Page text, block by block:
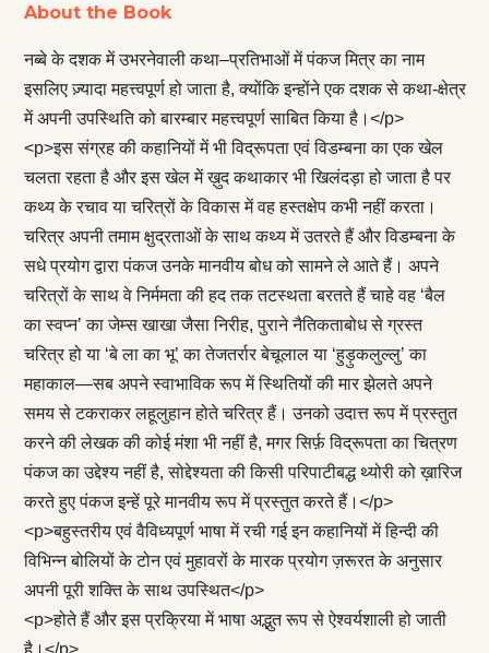
About the Book
नब्बे के दशक में उभरनेवाली कथा–प्रतिभाओं में पंकज मित्र का नाम
इसलिए ज़्यादा महत्त्वपूर्ण हो जाता है, क्योंकि इन्होंने एक दशक से कथा-क्षेत्र
में अपनी उपस्थिति को बारम्बार महत्त्वपूर्ण साबित किया है।</p>
<p>इस संग्रह की कहानियों में भी विद्रूपता एवं विडम्बना का एक खेल
चलता रहता है और इस खेल में ख़ुद कथाकार भी खिलंदड़ा हो जाता है पर
कथ्य के रचाव या चरित्रों के विकास में वह हस्तक्षेप कभी नहीं करता।
चरित्र अपनी तमाम क्षुद्रताओं के साथ कथ्य में उतरते हैं और विडम्बना के
सधे प्रयोग द्वारा पंकज उनके मानवीय बोध को सामने ले आते हैं। अपने
चरित्रों के साथ वे निर्ममता की हद तक तटस्थता बरतते हैं चाहे वह ‘बैल
का स्वप्न’ का जेम्स खाखा जैसा निरीह, पुराने नैतिकताबोध से ग्रस्त
चरित्र हो या ‘बे ला का भू’ का तेजतर्रार बेचूलाल या ‘हुड़ुकलुल्लु’ का
महाकाल—सब अपने स्वाभाविक रूप में स्थितियों की मार झेलते अपने
समय से टकराकर लहूलुहान होते चरित्र हैं। उनको उदात्त रूप में प्रस्तुत
करने की लेखक की कोई मंशा भी नहीं है, मगर सिर्फ़ विद्रूपता का चित्रण
पंकज का उद्देश्य नहीं है, सोद्देश्यता की किसी परिपाटीबद्ध थ्योरी को ख़ारिज
करते हुए पंकज इन्हें पूरे मानवीय रूप में प्रस्तुत करते हैं।</p>
<p>बहुस्तरीय एवं वैविध्यपूर्ण भाषा में रची गई इन कहानियों में हिन्दी की
विभिन्न बोलियों के टोन एवं मुहावरों के मारक प्रयोग ज़रूरत के अनुसार
अपनी पूरी शक्ति के साथ उपस्थित</p>
<p>होते हैं और इस प्रक्रिया में भाषा अद्भुत रूप से ऐश्वर्यशाली हो जाती
है।</p>